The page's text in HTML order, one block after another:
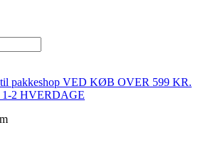
pakkeshop VED KØB OVER 599 KR.
2 HVERDAGE